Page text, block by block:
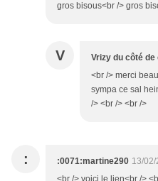
gros bisous<br /> gros
V Vrizy du côté
<br /> merci
sympa ce sal
/> <br /> <br />
: :0071:martine290 13/
<br /> voici le lien<br />